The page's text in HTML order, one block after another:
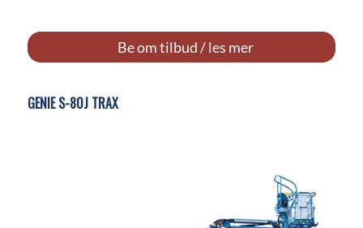
Be om tilbud / les mer
GENIE S-80J TRAX